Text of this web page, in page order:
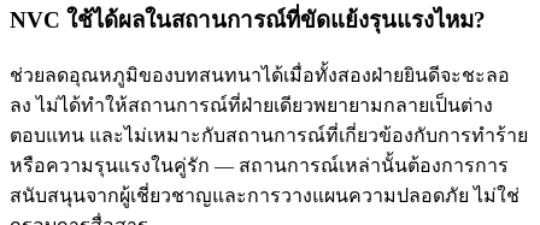
NVC ใช้ได้ผลในสถานการณ์ที่ขัดแย้งรุนแรงไหม?
ช่วยลดอุณหภูมิของบทสนทนาได้เมื่อทั้งสองฝ่ายยินดีจะชะลอ
ลง ไม่ได้ทำให้สถานการณ์ที่ฝ่ายเดียวพยายามกลายเป็นต่าง
ตอบแทน และไม่เหมาะกับสถานการณ์ที่เกี่ยวข้องกับการทำร้าย
หรือความรุนแรงในคู่รัก — สถานการณ์เหล่านั้นต้องการการ
สนับสนุนจากผู้เชี่ยวชาญและการวางแผนความปลอดภัย ไม่ใช่